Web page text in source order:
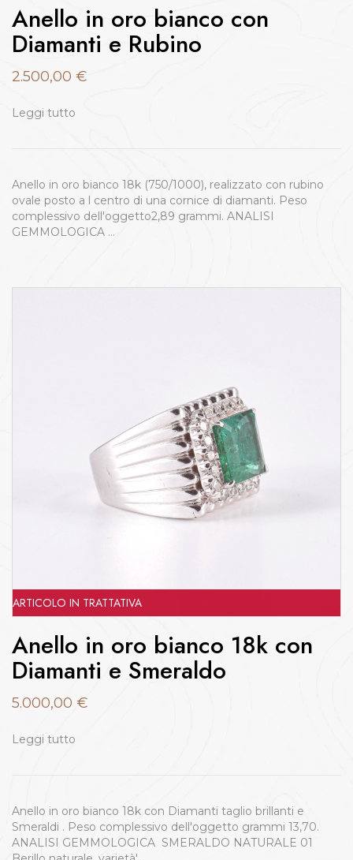
Anello in oro bianco con
Diamanti e Rubino
2.500,00 €
Leggi tutto
Anello in oro bianco 18k (750/1000), realizzato con rubino
ovale posto a l centro di una cornice di diamanti. Peso
complessivo dell'oggetto2,89 grammi. ANALISI
GEMMOLOGICA …
ARTICOLO IN TRATTATIVA
Anello in oro bianco 18k con
Diamanti e Smeraldo
5.000,00 €
Leggi tutto
Anello in oro bianco 18k con Diamanti taglio brillanti e
Smeraldi . Peso complessivo dell'oggetto grammi 13,70.
ANALISI GEMMOLOGICA SMERALDO NATURALE 01